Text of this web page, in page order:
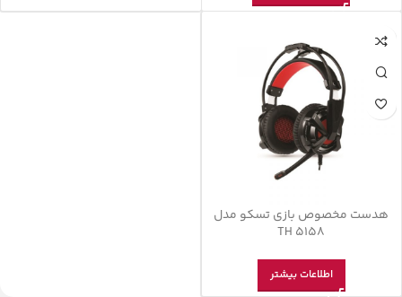
هدست مخصوص بازی تسکو مدل
TH 5158
اطلاعات بیشتر